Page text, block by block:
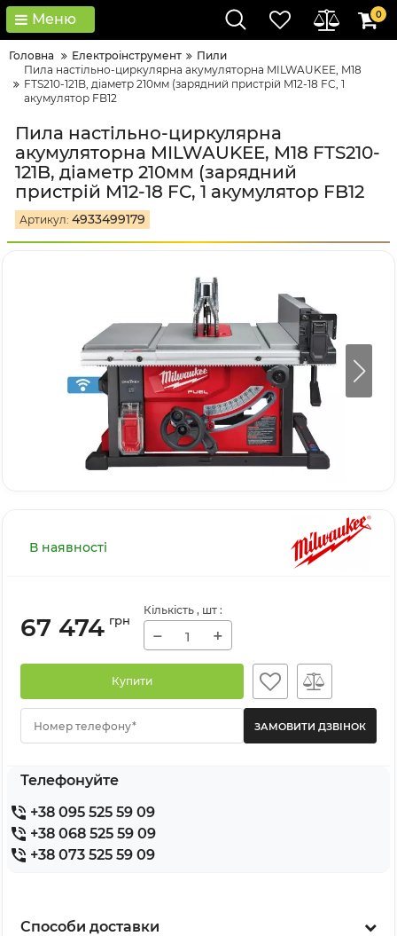
Меню 0
Головна Електроінструмент
Пили
Пила настільно-циркулярна акумуляторна MILWAUKEE, M18
FTS210-121B, діаметр 210мм (зарядний пристрій M12-18 FC, 1
акумулятор FB12
Пила настільно-циркулярна
акумуляторна MILWAUKEE, M18 FTS210-
121B, діаметр 210мм (зарядний
пристрій M12-18 FC, 1 акумулятор FB12
Артикул: 4933499179
В наявності
67 474 грн
Кількість , шт :
− +
Купити
Номер телефону*
Телефонуйте
+38 095 525 59 09
+38 068 525 59 09
+38 073 525 59 09
Способи доставки